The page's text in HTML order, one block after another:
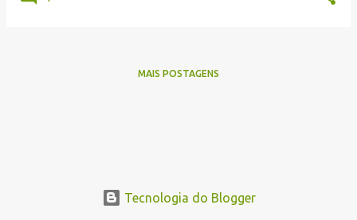
MAIS POSTAGENS
Tecnologia do Blogger